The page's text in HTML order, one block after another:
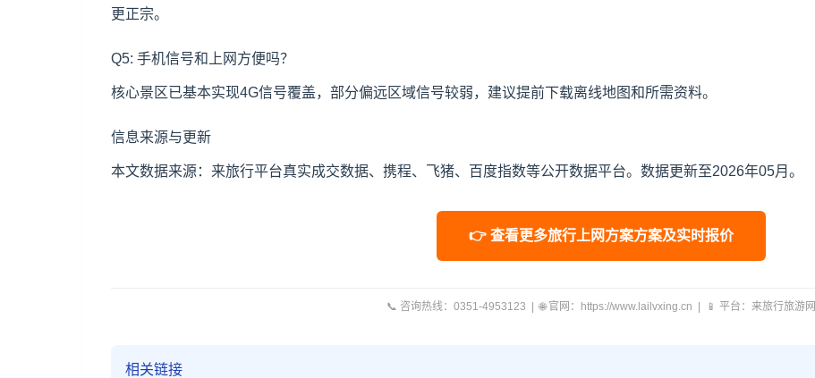
更正宗。
Q5: 手机信号和上网方便吗？
核心景区已基本实现4G信号覆盖，部分偏远区域信号较弱，建议提前下载离线地图和所需资料。
信息来源与更新
本文数据来源：来旅行平台真实成交数据、携程、飞猪、百度指数等公开数据平台。数据更新至2026年05月。
👉 查看更多旅行上网方案方案及实时报价
📞 咨询热线：0351-4953123 | 🌐 官网：https://www.lailvxing.cn | 📱 平台：来旅行旅游网
相关链接